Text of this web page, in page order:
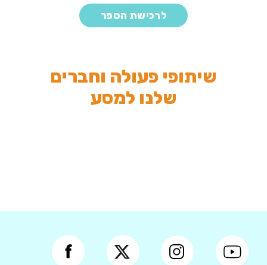
לרכישת הספר
שיתופי פעולה וחברים
שלנו למסע